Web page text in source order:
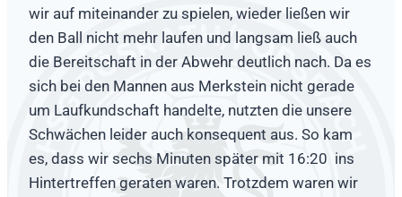
wir auf miteinander zu spielen, wieder ließen wir
den Ball nicht mehr laufen und langsam ließ auch
die Bereitschaft in der Abwehr deutlich nach. Da es
sich bei den Mannen aus Merkstein nicht gerade
um Laufkundschaft handelte, nutzten die unsere
Schwächen leider auch konsequent aus. So kam
es, dass wir sechs Minuten später mit 16:20 ins
Hintertreffen geraten waren. Trotzdem waren wir